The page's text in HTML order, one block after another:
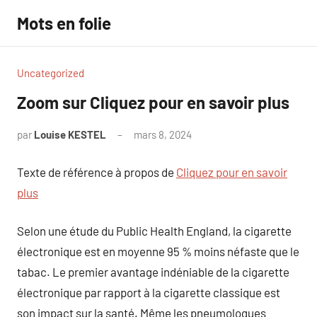
contenu
Mots en folie
Uncategorized
Zoom sur Cliquez pour en savoir plus
par Louise KESTEL mars 8, 2024
Texte de référence à propos de Cliquez pour en savoir
plus
Selon une étude du Public Health England, la cigarette
électronique est en moyenne 95 % moins néfaste que le
tabac. Le premier avantage indéniable de la cigarette
électronique par rapport à la cigarette classique est
son impact sur la santé. Même les pneumologues